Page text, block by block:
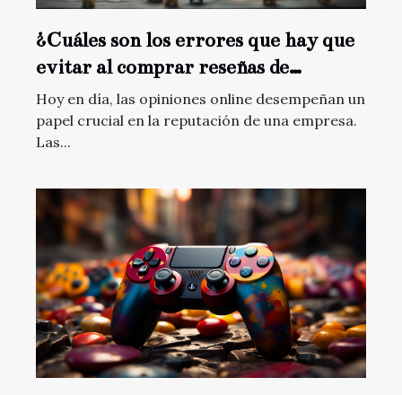
¿Cuáles son los errores que hay que
evitar al comprar reseñas de
Google?
Hoy en día, las opiniones online desempeñan un
papel crucial en la reputación de una empresa.
Las...